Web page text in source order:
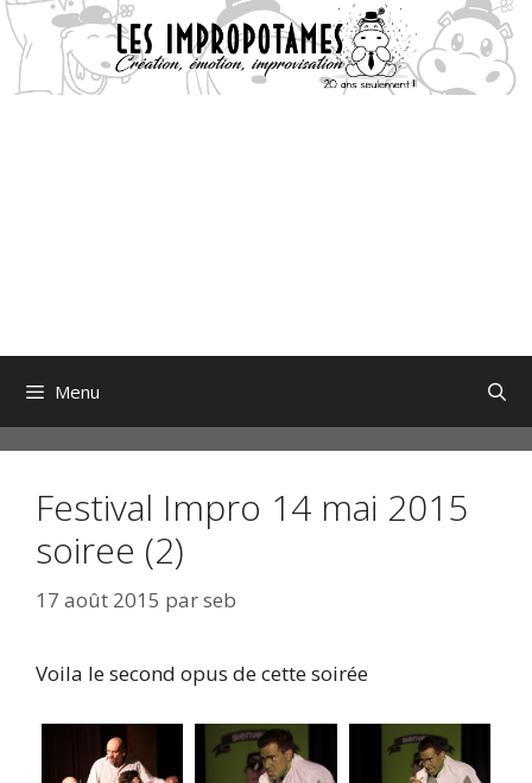
Aller
au
contenu
Menu
Festival Impro 14 mai 2015
soiree (2)
17 août 2015 parseb
Voila le second opus de cette soirée